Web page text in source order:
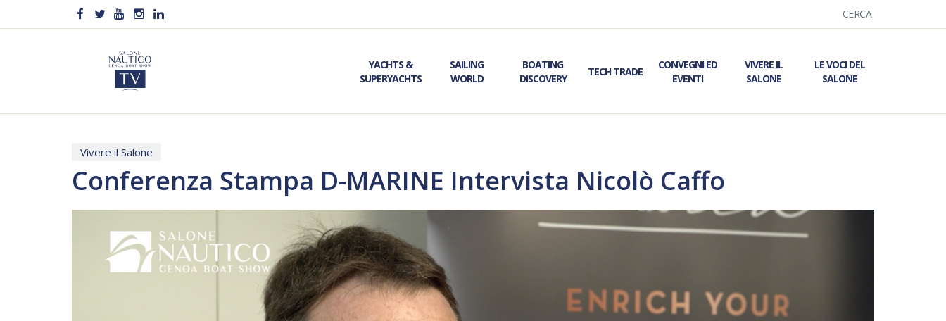
CERCA
YACHTS &
SUPERYACHTS
SAILING
WORLD
BOATING
DISCOVERY
TECH TRADE
CONVEGNI ED
EVENTI
VIVERE IL
SALONE
LE VOCI DEL
SALONE
Vivere il Salone
Conferenza Stampa D-MARINE Intervista Nicolò Caffo